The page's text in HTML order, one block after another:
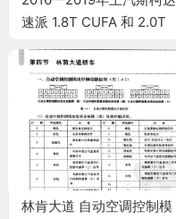
速派 1.8T CUFA 和 2.0T
林肯大道 自动空调控制模